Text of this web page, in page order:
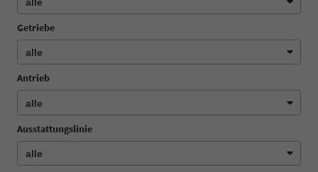
Getriebe
Antrieb
Ausstattungslinie